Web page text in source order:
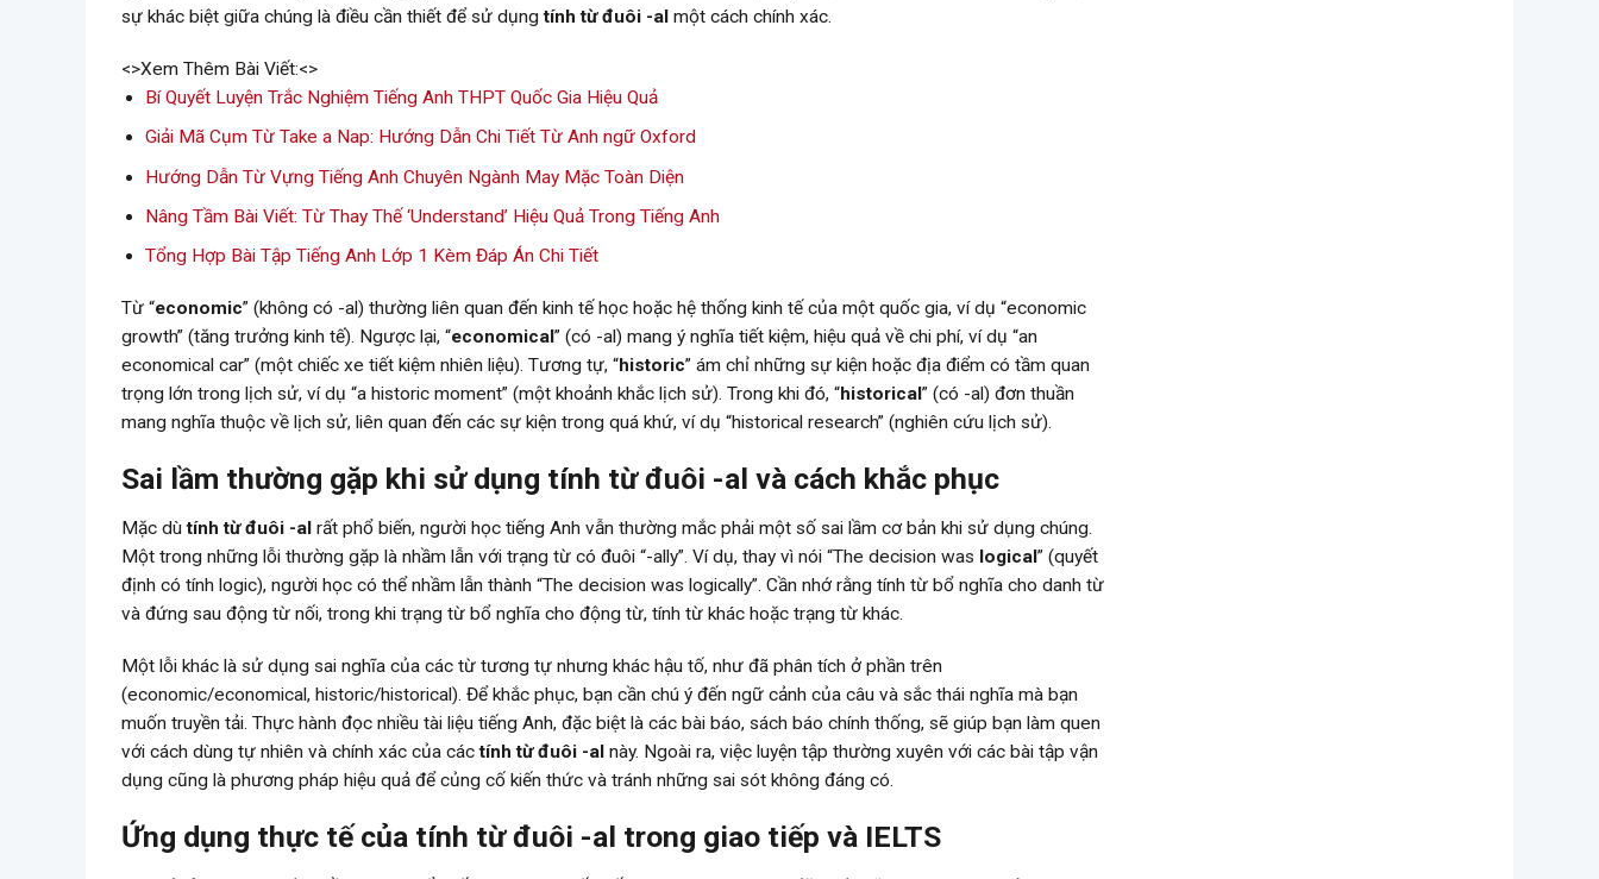
sự khác biệt giữa chúng là điều cần thiết để sử dụngtính từ đuôi -al một cách chính xác.
<>Xem Thêm Bài Viết:<>
Bí Quyết Luyện Trắc Nghiệm Tiếng Anh THPT Quốc Gia Hiệu Quả
Giải Mã Cụm Từ Take a Nap: Hướng Dẫn Chi Tiết Từ Anh ngữ Oxford
Hướng Dẫn Từ Vựng Tiếng Anh Chuyên Ngành May Mặc Toàn Diện
Nâng Tầm Bài Viết: Từ Thay Thế ‘Understand’ Hiệu Quả Trong Tiếng Anh
Tổng Hợp Bài Tập Tiếng Anh Lớp 1 Kèm Đáp Án Chi Tiết
Từ “economic” (không có -al) thường liên quan đến kinh tế học hoặc hệ thống kinh tế của một quốc gia, ví dụ “economic
growth” (tăng trưởng kinh tế). Ngược lại, “economical” (có -al) mang ý nghĩa tiết kiệm, hiệu quả về chi phí, ví dụ “an
economical car” (một chiếc xe tiết kiệm nhiên liệu). Tương tự, “historic” ám chỉ những sự kiện hoặc địa điểm có tầm quan
trọng lớn trong lịch sử, ví dụ “a historic moment” (một khoảnh khắc lịch sử). Trong khi đó, “historical” (có -al) đơn thuần
mang nghĩa thuộc về lịch sử, liên quan đến các sự kiện trong quá khứ, ví dụ “historical research” (nghiên cứu lịch sử).
Sai lầm thường gặp khi sử dụng tính từ đuôi -al và cách khắc phục
Mặc dùtính từ đuôi -al rất phổ biến, người học tiếng Anh vẫn thường mắc phải một số sai lầm cơ bản khi sử dụng chúng.
Một trong những lỗi thường gặp là nhầm lẫn với trạng từ có đuôi “-ally”. Ví dụ, thay vì nói “The decision was logical” (quyết
định có tính logic), người học có thể nhầm lẫn thành “The decision was logically”. Cần nhớ rằng tính từ bổ nghĩa cho danh từ
và đứng sau động từ nối, trong khi trạng từ bổ nghĩa cho động từ, tính từ khác hoặc trạng từ khác.
Một lỗi khác là sử dụng sai nghĩa của các từ tương tự nhưng khác hậu tố, như đã phân tích ở phần trên
(economic/economical, historic/historical). Để khắc phục, bạn cần chú ý đến ngữ cảnh của câu và sắc thái nghĩa mà bạn
muốn truyền tải. Thực hành đọc nhiều tài liệu tiếng Anh, đặc biệt là các bài báo, sách báo chính thống, sẽ giúp bạn làm quen
với cách dùng tự nhiên và chính xác của cáctính từ đuôi -al này. Ngoài ra, việc luyện tập thường xuyên với các bài tập vận
dụng cũng là phương pháp hiệu quả để củng cố kiến thức và tránh những sai sót không đáng có.
Ứng dụng thực tế của tính từ đuôi -al trong giao tiếp và IELTS